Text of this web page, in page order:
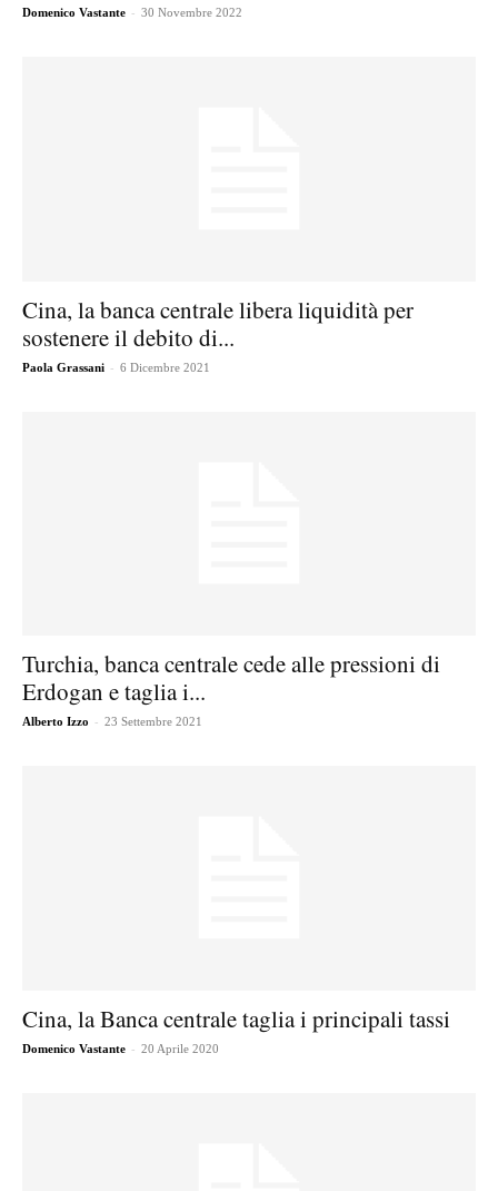
Domenico Vastante - 30 Novembre 2022
Cina, la banca centrale libera liquidità per
sostenere il debito di...
Paola Grassani - 6 Dicembre 2021
Turchia, banca centrale cede alle pressioni di
Erdogan e taglia i...
Alberto Izzo - 23 Settembre 2021
Cina, la Banca centrale taglia i principali tassi
Domenico Vastante - 20 Aprile 2020